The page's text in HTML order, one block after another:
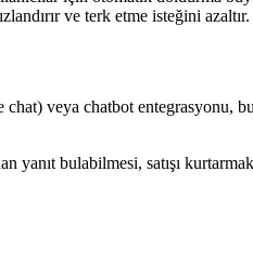
ve terk etme isteğini azaltır.
veya chatbot entegrasyonu,
bulabilmesi, satışı